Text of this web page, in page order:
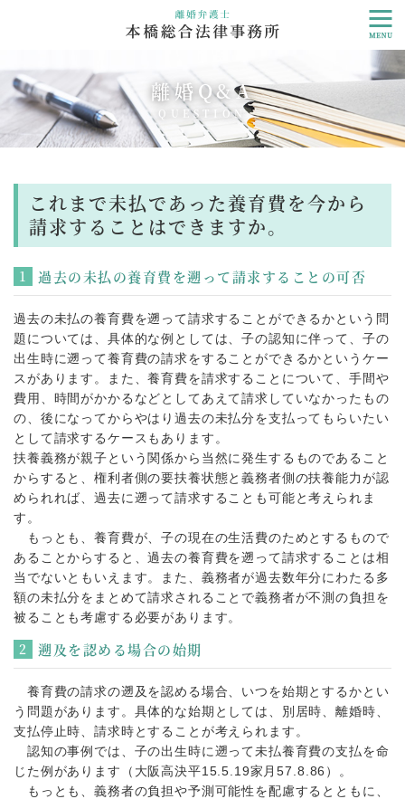
離婚Q&A
QUESTION
これまで未払であった養育費を今から
請求することはできますか。
過去の未払の養育費を遡って請求することの可否
過去の未払の養育費を遡って請求することができるかという問
題については、具体的な例としては、子の認知に伴って、子の
出生時に遡って養育費の請求をすることができるかというケー
スがあります。また、養育費を請求することについて、手間や
費用、時間がかかるなどとしてあえて請求していなかったもの
の、後になってからやはり過去の未払分を支払ってもらいたい
として請求するケースもあります。
扶養義務が親子という関係から当然に発生するものであること
からすると、権利者側の要扶養状態と義務者側の扶養能力が認
められれば、過去に遡って請求することも可能と考えられま
す。
もっとも、養育費が、子の現在の生活費のためとするもので
あることからすると、過去の養育費を遡って請求することは相
当でないともいえます。また、義務者が過去数年分にわたる多
額の未払分をまとめて請求されることで義務者が不測の負担を
被ることも考慮する必要があります。
遡及を認める場合の始期
養育費の請求の遡及を認める場合、いつを始期とするかとい
う問題があります。具体的な始期としては、別居時、離婚時、
支払停止時、請求時とすることが考えられます。
認知の事例では、子の出生時に遡って未払養育費の支払を命
じた例があります（大阪高決平15.5.19家月57.8.86）。
もっとも、義務者の負担や予測可能性を配慮するとともに、